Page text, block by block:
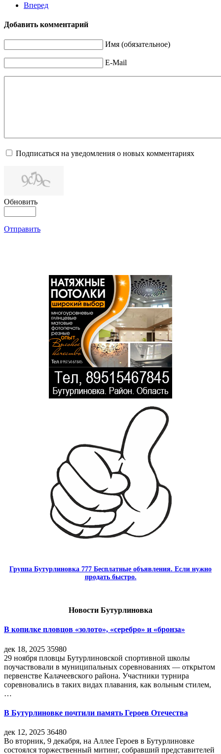
Вперед
Добавить комментарий
Имя (обязательное)
E-Mail
Подписаться на уведомления о новых комментариях
Обновить
Отправить
Группа Бутурлиновка 777 Бесплатные объявления. Если нужно
продать быстро.
Новости Бутурлиновка
В копилке пловцов «золото», «серебро» и «бронза»
дек 18, 2025 35980
29 ноября пловцы Бутурлиновской спортивной школы
поучаствовали в муниципальных соревнованиях — открытом
первенстве Калачеевского района. Участники турнира
соревновались в таких видах плавания, как вольным стилем,
…
В Бутурлиновке почтили память Героев Отечества
дек 12, 2025 36480
Во вторник, 9 декабря, на Аллее Героев в Бутурлиновке
состоялся торжественный митинг, собравший представителей